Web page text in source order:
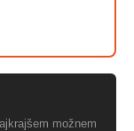
možnem